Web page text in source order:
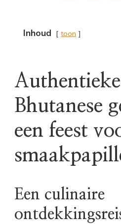
Inhoud toon
Authentieke
Bhutanese
een feest
Een culinaire